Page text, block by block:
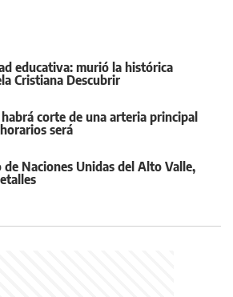
educativa: murió la histórica
Cristiana Descubrir
corte de una arteria principal
será
de Naciones Unidas del Alto Valle,